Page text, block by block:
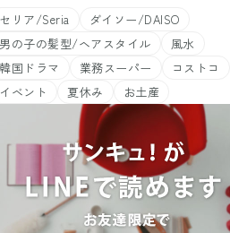
セリア/Seria
ダイソー/DAISO
男の子の髪型/ヘアスタイル
風水
韓国ドラマ
業務スーパー
コストコ
イベント
夏休み お土産